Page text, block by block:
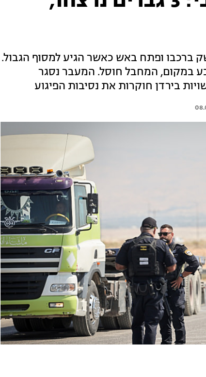
ברכבו ופתח באש כאשר הגיע למסוף הגבול.
שלושה עובדי המסוף כבני 50 נקבע במקום, המחבל חוסל. המעבר נסגר
בירדן חוקרות את נסיבות הפיגוע